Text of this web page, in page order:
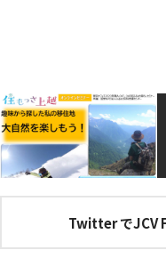
Twitter でJCV